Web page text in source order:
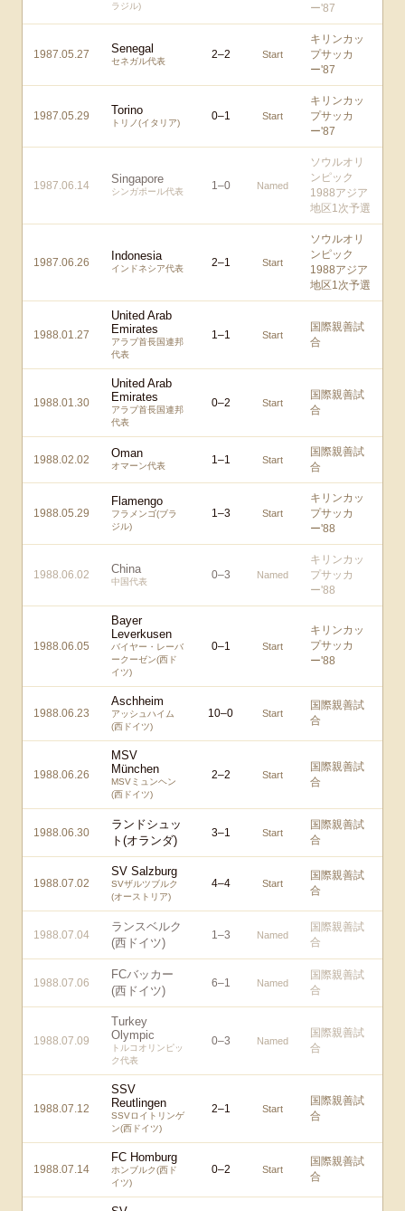
ラジル)
ー'87
1987.05.27 Senegal
セネガル代表
2–2 Start
キリンカッ
プサッカ
ー'87
1987.05.29 Torino
トリノ(イタリア)
0–1 Start
キリンカッ
プサッカ
ー'87
1987.06.14 Singapore
シンガポール代表 1–0 Named
ソウルオリ
ンピック
1988アジア
地区1次予選
1987.06.26 Indonesia
インドネシア代表 2–1 Start
ソウルオリ
ンピック
1988アジア
地区1次予選
1988.01.27
United Arab
Emirates
アラブ首長国連邦
代表
1–1 Start
国際親善試
合
1988.01.30
United Arab
Emirates
アラブ首長国連邦
代表
0–2 Start
国際親善試
合
1988.02.02 Oman
オマーン代表 1–1 Start
国際親善試
合
1988.05.29
Flamengo
フラメンゴ(ブラ
ジル)
1–3 Start
キリンカッ
プサッカ
ー'88
1988.06.02 China
中国代表
0–3 Named
キリンカッ
プサッカ
ー'88
1988.06.05
Bayer
Leverkusen
バイヤー・レーバ
ークーゼン(西ド
イツ)
0–1 Start
キリンカッ
プサッカ
ー'88
1988.06.23
Aschheim
アッシュハイム
(西ドイツ)
10–0 Start
国際親善試
合
1988.06.26
MSV
München
MSVミュンヘン
(西ドイツ)
2–2 Start
国際親善試
合
1988.06.30
ランドシュッ
ト(オランダ)
3–1 Start
国際親善試
合
1988.07.02
SV Salzburg
SVザルツブルク
(オーストリア)
4–4 Start
国際親善試
合
1988.07.04
ランスベルク
(西ドイツ)
1–3 Named
国際親善試
合
1988.07.06
FCバッカー
(西ドイツ)
6–1 Named
国際親善試
合
1988.07.09
Turkey
Olympic
トルコオリンピッ
ク代表
0–3 Named
国際親善試
合
1988.07.12
SSV
Reutlingen
SSVロイトリンゲ
ン(西ドイツ)
2–1 Start
国際親善試
合
1988.07.14
FC Homburg
ホンブルク(西ド
イツ)
0–2 Start
国際親善試
合